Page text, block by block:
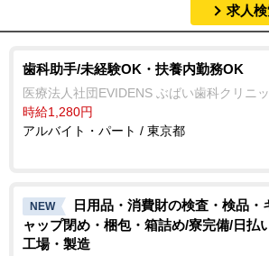
求人
歯科助手/未経験OK・扶養内勤務OK
医療法人社団EVIDENS ぶばい歯科クリニ
時給1,280円
アルバイト・パート / 東京都
NEW
日用品・消費財の検査・検品・
ャップ閉め・梱包・箱詰め/寮完備/日払
工場・製造